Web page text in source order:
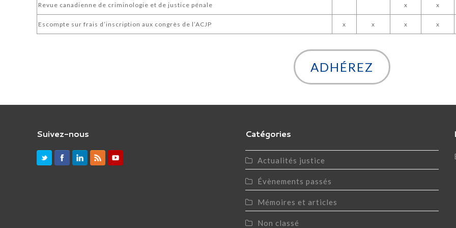
Revue canadienne de criminologie et de justice pénale x x
Escompte sur frais d’inscription aux congrès de l’ACJP x x x x
ADHÉREZ
Suivez-nous Catégories
Actualités justice
Évènements passés
Mémoires et articles
Non classé